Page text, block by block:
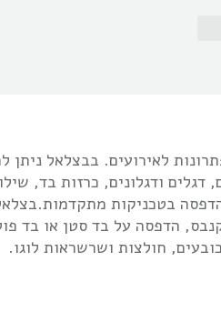
לאירועים. בבצלאל ניתן
דגלים ודגלונים, כרזות בד,
בטכניקות
הדפסה על בד סטן או בד
חולצות ושרשראות לוגו.